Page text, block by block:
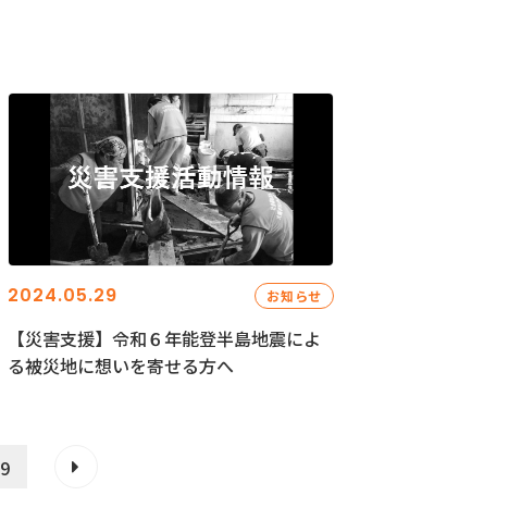
2024.05.29 お知らせ
【災害支援】令和６年能登半島地震によ
る被災地に想いを寄せる方へ
9